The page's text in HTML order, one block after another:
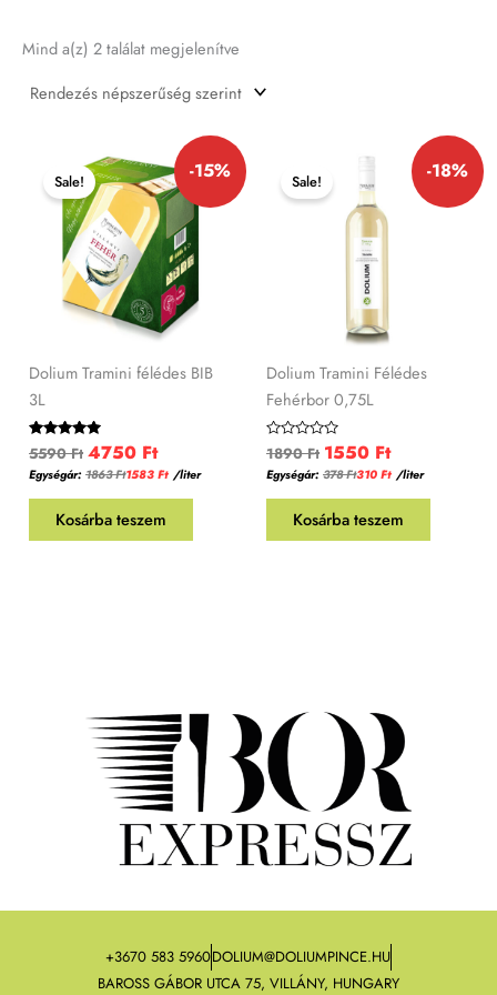
Mind a(z) 2 találat megjelenítve
-15%
Sale!
Dolium Tramini félédes BIB
3L
Értékelés:
5.00
/ 5
5590Ft
Original
price
was:
5590 Ft.
4750 Ft
Current
price
is:
4750 Ft.
Egységár: 1863Ft1583 Ft /liter
Kosárba teszem
-18%
Sale!
Dolium Tramini Félédes
Fehérbor 0,75L
Értékelés:
0
/
1890Ft
Original
was:
1890 Ft.
1550 Ft
Current
price
1550 Ft.
Egységár: 378Ft310 Ft /liter
Kosárba teszem
+3670 583 5960DOLIUM@DOLIUMPINCE.HU
BAROSS GÁBOR UTCA 75, VILLÁNY, HUNGARY